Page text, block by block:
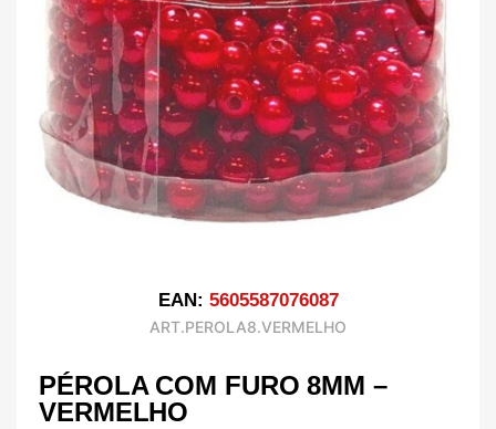
EAN: 5605587076087
ART.PEROLA8.VERMELHO
PÉROLA COM FURO 8MM –
VERMELHO